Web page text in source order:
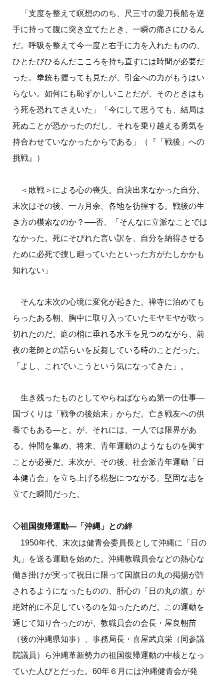
「支度を整えて瞑想ののち、尺三寸の愛刀長船を逆
手に持って腹に突き立てたとき、一瞬の痛さにひるん
だ。呼吸を整えて今一度と右手に力を入れたものの、
ひとたびひるんだこころを持ち直すには時間が必要だ
った。拳銃も握っても見たが、引金への力がもうはい
らない。如何にも恥ずかしいことだが、そのときはも
う死を恐れてさえいた」「今にして思うても、結局は
死ぬことが恐かったのだし、それを乗り越える勇気を
持合わせていなかったからである」（『「戦後」への
挑戦』）
＜敗戦＞による心の喪失。自決出来なかった自分。
末次はその後、一カ月余、各地を彷徨する。戦後の生
き方の模索なのか？──否、「そんなに立派なことでは
なかった。死にそびれた言い訳を、自分を納得させる
ために必死で捜し廻っていたといった方がたしかかも
知れない」
そんな末次の心境に変化が起きた。禅寺に泊めても
らったある朝、胸中に取り入っていたモヤモヤが吹っ
切れたのだ。庭の梢に垂れる水玉を見つめながら、前
夜の老師との語らいを反芻している時のことだった。
「よし、これでいこうという気になってきた」。
生き残ったものとしてやらねばならぬ第一の仕事—
国づくりは「戦争の後始末」からだ。亡き戦友への供
養でもある―と。が、それには、一人では限界があ
る。仲間を集め、将来、青年運動のようなものを興す
ことが必要だ。末次が、その後、社会派青年運動「日
本健青会」を立ち上げる構想につながる、堅固な志を
立てた瞬間だった。
◇祖国復帰運動―「沖縄」との絆
1950年代、末次は健青会委員長として沖縄に「日の
丸」を送る運動を始めた。沖縄教職員会などの熱心な
働き掛けが実って祝日に限って国旗日の丸の掲揚が許
されるようになったものの、肝心の「日の丸の旗」が
絶対的に不足しているのを知ったためだ。この運動を
通じて知り合ったのが、教職員会の会長・屋良朝苗
（後の沖縄県知事）、事務局長・喜屋武真栄（同参議
院議員）ら沖縄革新勢力の祖国復帰運動の中核となっ
ていた人びとだった。60年６月には沖縄健青会が発